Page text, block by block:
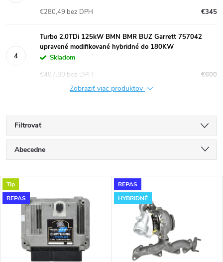
€345
€280,49 bez DPH
Turbo 2.0TDi 125kW BMN BMR BUZ Garrett 757042
upravené modifikované hybridné do 180KW
Skladom
€600
€487,80 bez DPH
Zobraziť viac produktov
Filtrovať
R
a
d
Abecedne
Najdrahšie
Najpredávanejšie
V
ý
Tip
REPAS
REPAS
HYBRIDNÉ